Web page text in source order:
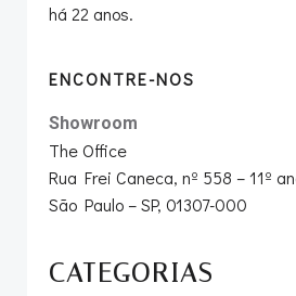
há 22 anos.
ENCONTRE-NOS
Showroom
The Office
Rua Frei Caneca, nº 558 – 11º
São Paulo – SP, 01307-000
CATEGORIAS